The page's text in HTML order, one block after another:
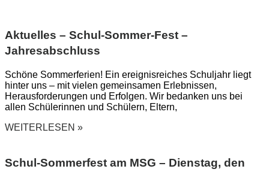
Aktuelles – Schul-Sommer-Fest –
Jahresabschluss
Schöne Sommerferien! Ein ereignisreiches Schuljahr liegt
hinter uns – mit vielen gemeinsamen Erlebnissen,
Herausforderungen und Erfolgen. Wir bedanken uns bei
allen Schülerinnen und Schülern, Eltern,
WEITERLESEN »
Schul-Sommerfest am MSG – Dienstag, den